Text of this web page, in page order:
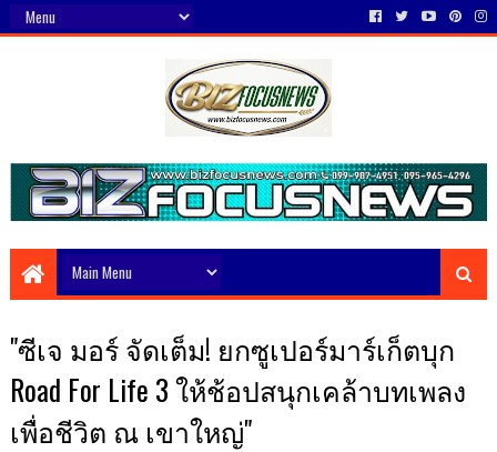
"ซีเจ มอร์ จัดเต็ม! ยกซูเปอร์มาร์เก็ตบุก
Road For Life 3 ให้ช้อปสนุกเคล้าบทเพลง
เพื่อชีวิต ณ เขาใหญ่"